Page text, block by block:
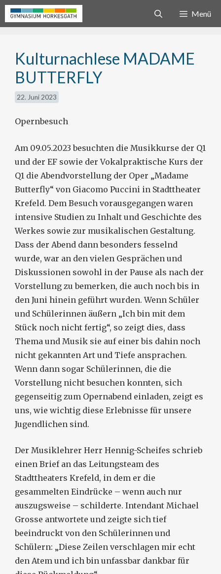
Zum
Inhalt
Menü
Kulturnachlese MADAME
BUTTERFLY
22. Juni 2023
Opernbesuch
Am 09.05.2023 besuchten die Musikkurse der Q1
und der EF sowie der Vokalpraktische Kurs der
Q1 die Abendvorstellung der Oper „Madame
Butterfly“ von Giacomo Puccini in Stadttheater
Krefeld. Dem Besuch vorausgegangen waren
intensive Studien zu Inhalt und Geschichte des
Werkes sowie zur musikalischen Gestaltung.
Dass der Abend dann besonders fesselnd
wurde, war an den vielen Gesprächen und
Diskussionen sowohl in der Pause als nach der
Vorstellung zu bemerken, die auch noch bis in
den Juni hinein geführt wurden. Wenn Schüler
und Schülerinnen äußern „Ich bin mit dem
Stück noch nicht fertig“, so zeigt dies, dass
Thema und Musik sie auf einer bis dahin noch
nicht gekannten Art und Tiefe ansprachen.
Wenn dann sogar Schülerinnen, die die
Vorstellung nicht besuchen konnten, sich
gegenseitig zum Opernabend einladen, zeigt es
uns, wie wichtig diese Erlebnisse für unsere
Jugendlichen sind.
Der Musiklehrer Herr Hennig-Scheifes schrieb
einen Brief an das Leitungsteam des
Stadttheaters Krefeld, in dem er die
gesammelten Eindrücke – wenn auch nur
auszugsweise – schilderte. Intendant Michael
Grosse antwortete und zeigte sich tief
beeindruckt von den Schülerinnen und
Schülern: „Diese Zeilen verschlagen mir echt
den Atem und ich bin unfassbar dankbar für